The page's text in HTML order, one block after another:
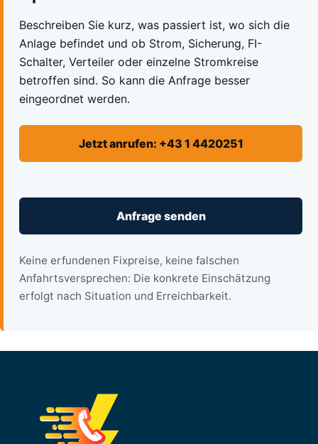
Beschreiben Sie kurz, was passiert ist, wo sich die
Anlage befindet und ob Strom, Sicherung, FI-
Schalter, Verteiler oder einzelne Stromkreise
betroffen sind. So kann die Anfrage besser
eingeordnet werden.
Jetzt anrufen: +43 1 4420251
Anfrage senden
Keine erfundenen Fixpreise, keine falschen
Anfahrtsversprechen: Die konkrete Einschätzung
erfolgt nach Situation und Erreichbarkeit.